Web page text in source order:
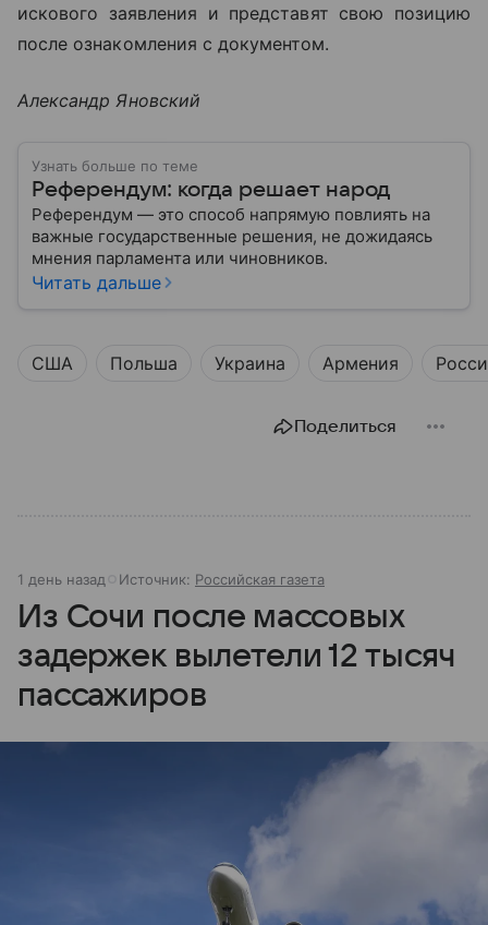
искового заявления и представят свою позицию
после ознакомления с документом.
Александр Яновский
Узнать больше по теме
Референдум: когда решает народ
Референдум — это способ напрямую повлиять на
важные государственные решения, не дожидаясь
мнения парламента или чиновников.
Читать дальше
США Польша Украина Армения
Поделиться
1 день назад Источник: Российская газета
Из Сочи после массовых
задержек вылетели 12 тысяч
пассажиров